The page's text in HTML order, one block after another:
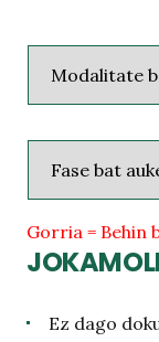
Gorria = Behin
Ez dago